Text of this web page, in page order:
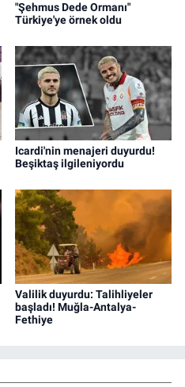
"Şehmus Dede Ormanı"
Türkiye'ye örnek oldu
Icardi'nin menajeri duyurdu!
Beşiktaş ilgileniyordu
Valilik duyurdu: Talihliyeler
başladı! Muğla-Antalya-
Fethiye